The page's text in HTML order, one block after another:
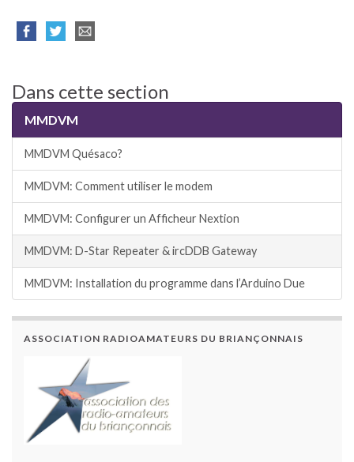
Dans cette section
MMDVM
MMDVM Quésaco?
MMDVM: Comment utiliser le modem
MMDVM: Configurer un Afficheur Nextion
MMDVM: D-Star Repeater & ircDDB Gateway
MMDVM: Installation du programme dans l’Arduino Due
ASSOCIATION RADIOAMATEURS DU BRIANÇONNAIS